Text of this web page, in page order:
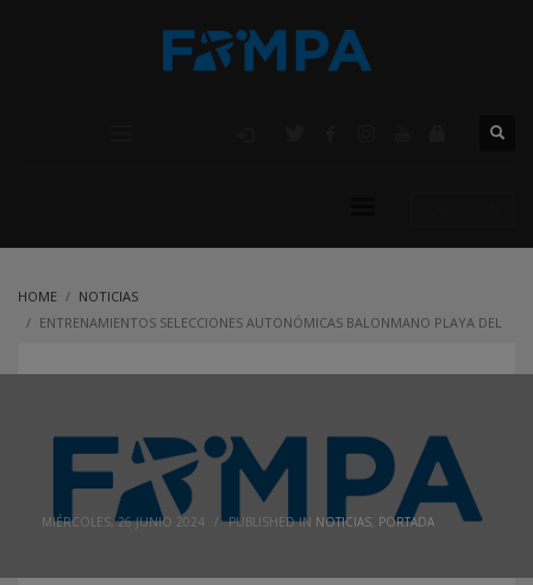
HOME
NOTICIAS
ENTRENAMIENTOS SELECCIONES AUTONÓMICAS BALONMANO PLAYA DEL
MIÉRCOLES, 26 JUNIO 2024 / PUBLISHED IN NOTICIAS PORTADA